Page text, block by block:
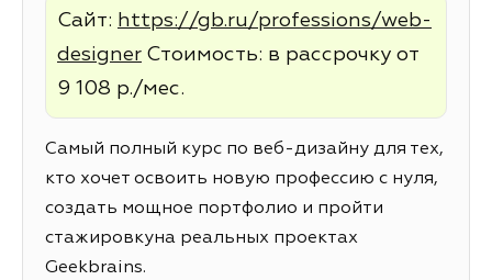
Сайт: https://gb.ru/professions/web-
designer Стоимость: в рассрочку от
9 108 р./мес.
Самый полный курс по веб-дизайну для тех,
кто хочет освоить новую профессию с нуля,
создать мощное портфолио и пройти
стажировкуна реальных проектах
Geekbrains.